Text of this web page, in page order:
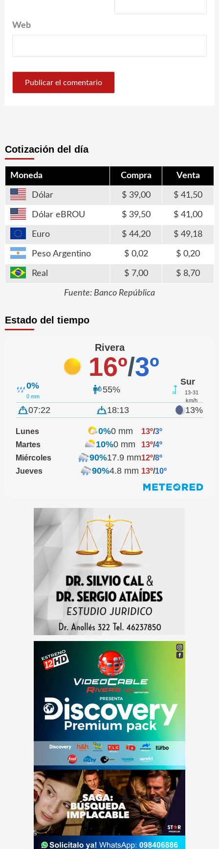
Web
Cotización del día
Moneda Compra Venta
Dólar 39,00 41,50
Dólar eBROU 39,50 41,00
Euro 44,20 49,18
Peso Argentino 0,02 0,20
Real 7,00 8,70
Fuente: Banco República
Estado del tiempo
Rivera
16º/3º
0%
0 mm
55%
Sur
13-31
km/h
07:22 18:13 13%
Lunes 0%0 mm 13º/3º
Martes
10%0 mm 13º/4º
Miércoles
90%17.9 mm12º/8º
Jueves
90%4.8 mm 13º/10º